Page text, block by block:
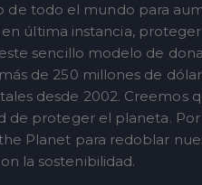
de todo el mundo para
última instancia,
sencillo modelo de
de 250 millones de
desde 2002. Creemos
de proteger el planeta. Por
Planet para redoblar
la sostenibilidad.